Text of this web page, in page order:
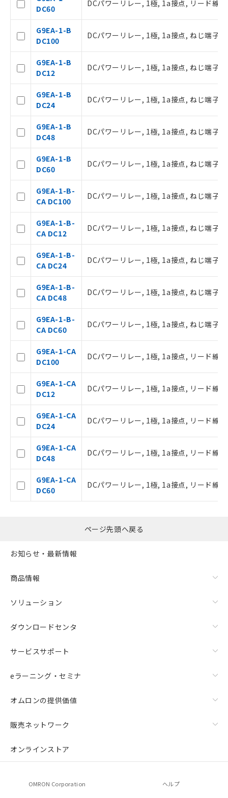
DC60
DCパワーリレー, 1極, 1a接点, リード線
G9EA-1-B
DC100
DCパワーリレー, 1極, 1a接点, ねじ端子,
G9EA-1-B
DC12
DCパワーリレー, 1極, 1a接点, ねじ端子,
G9EA-1-B
DC24
DCパワーリレー, 1極, 1a接点, ねじ端子,
G9EA-1-B
DC48
DCパワーリレー, 1極, 1a接点, ねじ端子,
G9EA-1-B
DC60
DCパワーリレー, 1極, 1a接点, ねじ端子,
G9EA-1-B-
CA DC100
DCパワーリレー, 1極, 1a接点, ねじ端子,
G9EA-1-B-
CA DC12
DCパワーリレー, 1極, 1a接点, ねじ端子,
G9EA-1-B-
CA DC24
DCパワーリレー, 1極, 1a接点, ねじ端子,
G9EA-1-B-
CA DC48
DCパワーリレー, 1極, 1a接点, ねじ端子,
G9EA-1-B-
CA DC60
DCパワーリレー, 1極, 1a接点, ねじ端子,
G9EA-1-CA
DC100
DCパワーリレー, 1極, 1a接点, リード線
G9EA-1-CA
DC12
DCパワーリレー, 1極, 1a接点, リード線
G9EA-1-CA
DC24
DCパワーリレー, 1極, 1a接点, リード線
G9EA-1-CA
DC48
DCパワーリレー, 1極, 1a接点, リード線
G9EA-1-CA
DC60
DCパワーリレー, 1極, 1a接点, リード線
ページ先頭へ戻る
お知らせ・最新情報
商品情報
ソリューション
ダウンロードセンタ
サービスサポート
eラーニング・セミナ
オムロンの提供価値
販売ネットワーク
オンラインストア
OMRON Corporation ヘルプ
記
説明
○ 一定数以上の在庫あり
△ 一定数には満たないが在庫あり
いては、お客様のお取引先、ま
認ください)
空
白
受注生産機種、また在庫状況の
情報を公開していない機種
ご利用条件
以下の条件をお読みいただき、同意のうえ
本サービスは、当社制御機器事業取扱
商品の当社在庫状況および標準価格(税
抜)を提供させていただくものです。
当社制御機器事業取扱商品の中には、
本サービスの対象外となる商品もある
ことをご了承ください。
在庫状況および標準価格照会結果は、
記載している更新日時点での社内デー
タに基づき作成されるものであり、閲
覧された時点での実際の在庫および標
準価格とは異なる場合があることをご
了承ください。
正式な納期状況および標準価格はお客
様のお取引先、またはお客様担当のオ
ムロン制御機器販売店・当社販売員に
ご相談ください。
オムロン制御機器販売店や当社販売拠
点は「
販売ネットワーク
」をご確認
ください。
在庫状況および標準価格結果を当社の
事前の承諾なく第三者に漏洩または開
示しないようお願いします。
マイパーツ機能（部品リスト作成サー
ビス）をご利用いただくには、I-Web
メンバーズにご登録されている必要が
あります。
お客様が当ウェブサイト上で当社にご
登録された部品リストについて、当社
および当社の共同利用者が、当社の製
品・サービスに関するお客様との取
引・商談に必要な範囲で利用すること
をご了承ください。
※当社の共同利用者とは、"個人情報
の「1.共同利
用者の範囲」に記載されている法人を
指します。